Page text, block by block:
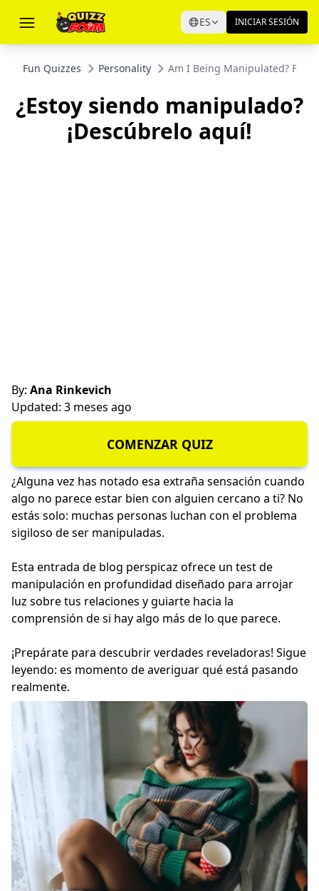
ES INICIAR SESIÓN
Fun Quizzes Personality Am I Being Manipulated? Find
¿Estoy siendo manipulado?
¡Descúbrelo aquí!
By: Ana Rinkevich
Updated: 3 meses ago
COMENZAR QUIZ
¿Alguna vez has notado esa extraña sensación cuando
algo no parece estar bien con alguien cercano a ti? No
estás solo: muchas personas luchan con el problema
sigiloso de ser manipuladas.
Esta entrada de blog perspicaz ofrece un test de
manipulación en profundidad diseñado para arrojar
luz sobre tus relaciones y guiarte hacia la
comprensión de si hay algo más de lo que parece.
¡Prepárate para descubrir verdades reveladoras! Sigue
leyendo: es momento de averiguar qué está pasando
realmente.